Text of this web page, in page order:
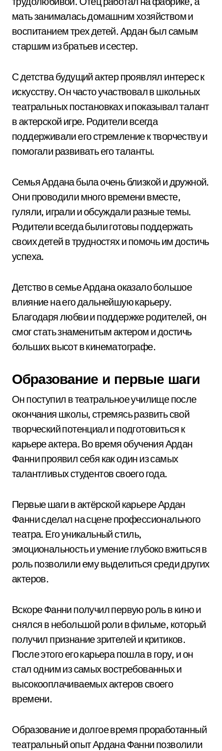
мать занималась домашним хозяйством и
воспитанием трех детей. Ардан был самым
старшим из братьев и сестер.
С детства будущий актер проявлял интерес к
искусству. Он часто участвовал в школьных
театральных постановках и показывал талант
в актерской игре. Родители всегда
поддерживали его стремление к творчеству и
помогали развивать его таланты.
Семья Ардана была очень близкой и дружной.
Они проводили много времени вместе,
гуляли, играли и обсуждали разные темы.
Родители всегда были готовы поддержать
своих детей в трудностях и помочь им достичь
успеха.
Детство в семье Ардана оказало большое
влияние на его дальнейшую карьеру.
Благодаря любви и поддержке родителей, он
смог стать знаменитым актером и достичь
больших высот в кинематографе.
Образование и первые шаги
Он поступил в театральное училище после
окончания школы, стремясь развить свой
творческий потенциал и подготовиться к
карьере актера. Во время обучения Ардан
Фанни проявил себя как один из самых
талантливых студентов своего года.
Первые шаги в актёрской карьере Ардан
Фанни сделал на сцене профессионального
театра. Его уникальный стиль,
эмоциональность и умение глубоко вжиться в
роль позволили ему выделиться среди других
актеров.
Вскоре Фанни получил первую роль в кино и
снялся в небольшой роли в фильме, который
получил признание зрителей и критиков.
После этого его карьера пошла в гору, и он
стал одним из самых востребованных и
высокооплачиваемых актеров своего
времени.
Образование и долгое время проработанный
театральный опыт Ардана Фанни позволили